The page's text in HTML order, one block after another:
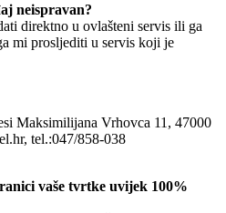
neispravan?
direktno u ovlašteni servis ili ga
mi prosljediti u servis koji je
Maksimilijana Vrhovca 11, 47000
tel.:047/858-038
vaše tvrtke uvijek 100%